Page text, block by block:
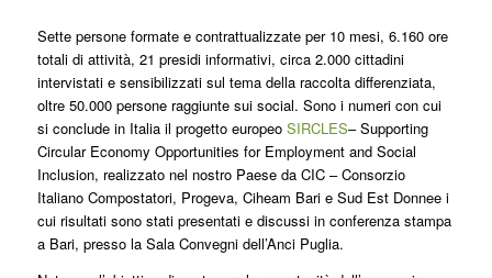
Sette persone formate e contrattualizzate per 10 mesi, 6.160 ore
totali di attività, 21 presidi informativi, circa 2.000 cittadini
intervistati e sensibilizzati sul tema della raccolta differenziata,
oltre 50.000 persone raggiunte sui social. Sono i numeri con cui
si conclude in Italia il progetto europeo SIRCLES– Supporting
Circular Economy Opportunities for Employment and Social
Inclusion, realizzato nel nostro Paese da CIC – Consorzio
Italiano Compostatori, Progeva, Ciheam Bari e Sud Est Donnee i
cui risultati sono stati presentati e discussi in conferenza stampa
a Bari, presso la Sala Convegni dell’Anci Puglia.